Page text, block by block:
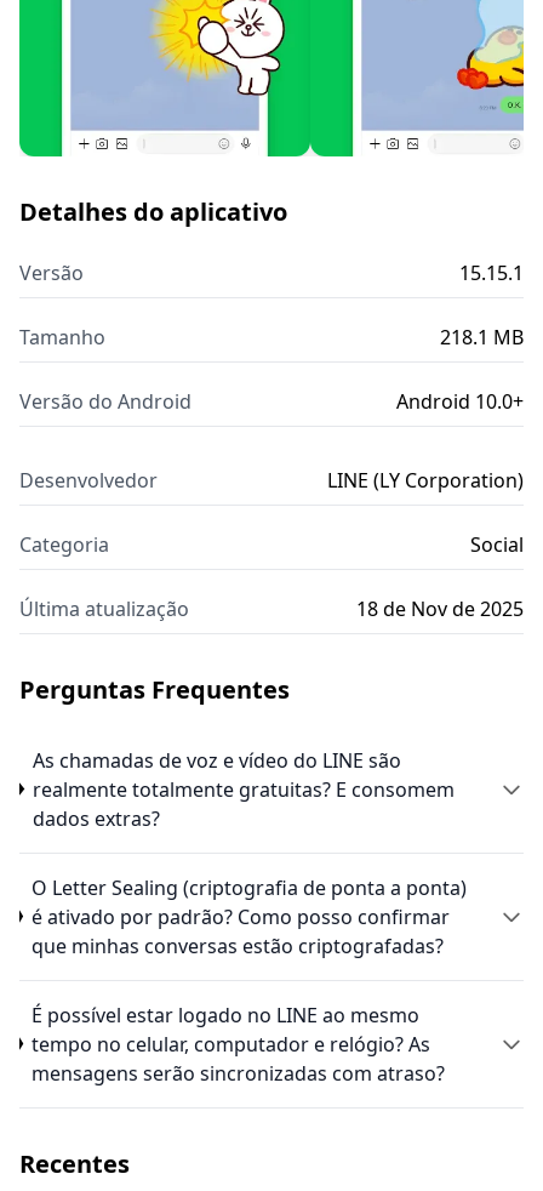
Detalhes do aplicativo
Versão 15.15.1
Tamanho 218.1 MB
Versão do Android Android 10.0+
Desenvolvedor LINE (LY Corporation)
Categoria Social
Última atualização 18 de Nov de 2025
Perguntas Frequentes
As chamadas de voz e vídeo do LINE são
realmente totalmente gratuitas? E consomem
dados extras?
O Letter Sealing (criptografia de ponta a ponta)
é ativado por padrão? Como posso confirmar
que minhas conversas estão criptografadas?
É possível estar logado no LINE ao mesmo
tempo no celular, computador e relógio? As
mensagens serão sincronizadas com atraso?
Recentes